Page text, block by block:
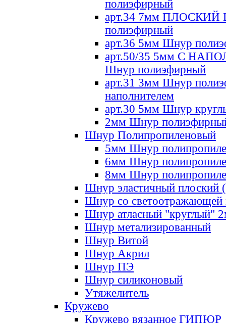
полиэфирный
арт.34 7мм ПЛОСКИЙ
полиэфирный
арт.36 5мм Шнур
арт.50/35 5мм С
Шнур полиэфирный
арт.31 3мм Шнур
наполнителем
арт.30 5мм Шнур
2мм Шнур
Шнур Полипропиленовый
5мм Шнур
6мм Шнур
8мм Шнур
Шнур эластичный плоский
Шнур со светоотражающей
Шнур атласный "круглый"
Шнур метализированный
Шнур Витой
Шнур Акрил
Шнур ПЭ
Шнур силиконовый
Утяжелитель
Кружево
Кружево вязанное ГИПЮР